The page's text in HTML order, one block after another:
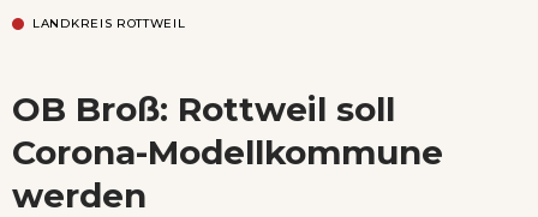
LANDKREIS ROTTWEIL
OB Broß: Rottweil soll
Corona-Modellkommune
werden